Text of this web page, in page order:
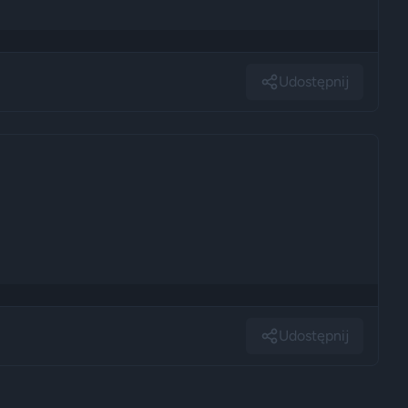
Udostępnij
Udostępnij